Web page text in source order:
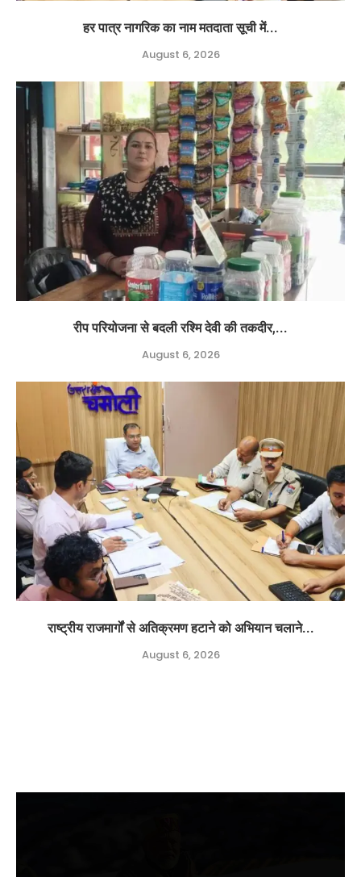
हर पात्र नागरिक का नाम मतदाता सूची में...
August 6, 2026
रीप परियोजना से बदली रश्मि देवी की तकदीर,...
August 6, 2026
राष्ट्रीय राजमार्गों से अतिक्रमण हटाने को अभियान चलाने...
August 6, 2026